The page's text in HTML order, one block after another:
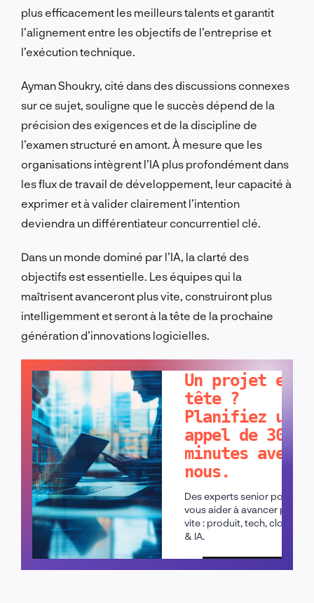
plus efficacement les meilleurs talents et garantit
l’alignement entre les objectifs de l’entreprise et
l’exécution technique.
Ayman Shoukry, cité dans des discussions connexes
sur ce sujet, souligne que le succès dépend de la
précision des exigences et de la discipline de
l’examen structuré en amont. À mesure que les
organisations intègrent l’IA plus profondément dans
les flux de travail de développement, leur capacité à
exprimer et à valider clairement l’intention
deviendra un différentiateur concurrentiel clé.
Dans un monde dominé par l’IA, la clarté des
objectifs est essentielle. Les équipes qui la
maîtrisent avanceront plus vite, construiront plus
intelligemment et seront à la tête de la prochaine
génération d’innovations logicielles.
Un projet en
tête ?
Planifiez un
appel de 30
minutes avec
nous.
Des experts senior pour
vous aider à avancer plus
vite : produit, tech, cloud
& IA.
Planifier un appel